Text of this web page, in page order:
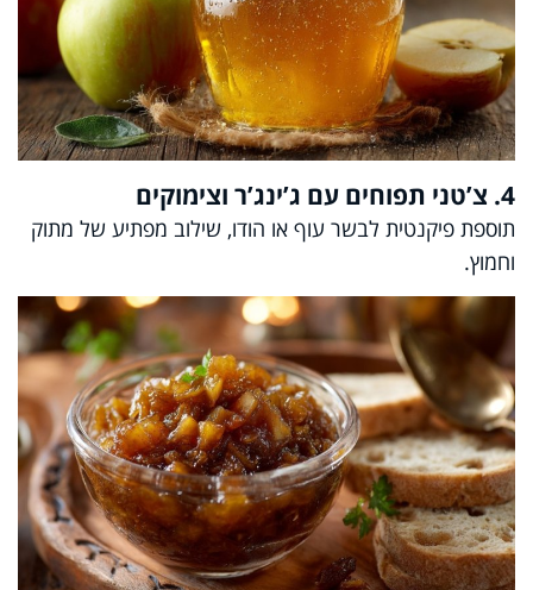
4. צ’טני תפוחים עם ג’ינג’ר וצימוקים
תוספת פיקנטית לבשר עוף או הודו, שילוב מפתיע של מתוק
וחמוץ.